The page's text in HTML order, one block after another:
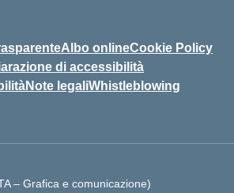
Albo onlineCookie Policy
di accessibilità
Note legaliWhistleblowing
– Grafica e comunicazione)